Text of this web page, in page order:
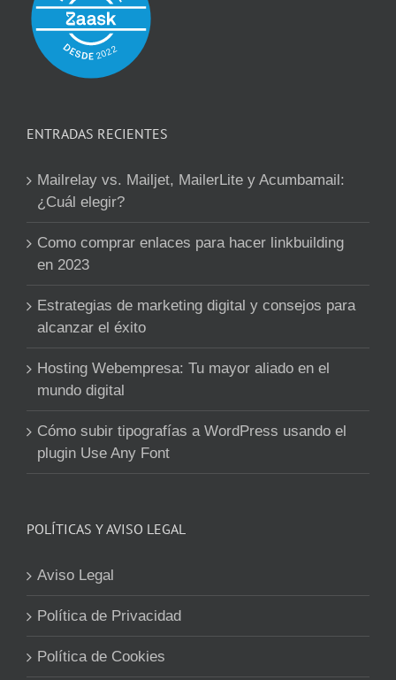
ENTRADAS RECIENTES
Mailrelay vs. Mailjet, MailerLite y Acumbamail:
¿Cuál elegir?
Como comprar enlaces para hacer linkbuilding
en 2023
Estrategias de marketing digital y consejos para
alcanzar el éxito
Hosting Webempresa: Tu mayor aliado en el
mundo digital
Cómo subir tipografías a WordPress usando el
plugin Use Any Font
POLÍTICAS Y AVISO LEGAL
Aviso Legal
Política de Privacidad
Política de Cookies